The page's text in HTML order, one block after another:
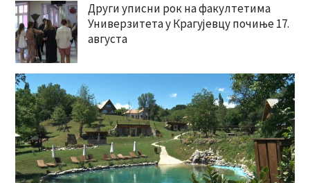
Други уписни рок на факултетима
Универзитета у Крагујевцу почиње 17.
августа